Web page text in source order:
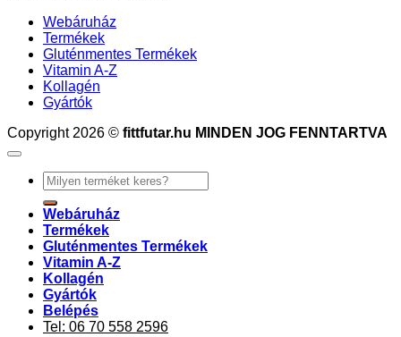
Webáruház
Termékek
Gluténmentes Termékek
Vitamin A-Z
Kollagén
Gyártók
Copyright 2026 © fittfutar.hu MINDEN JOG FENNTARTVA
Keresés
a
következőre:
Webáruház
Termékek
Gluténmentes Termékek
Vitamin A-Z
Kollagén
Gyártók
Belépés
Tel: 06 70 558 2596